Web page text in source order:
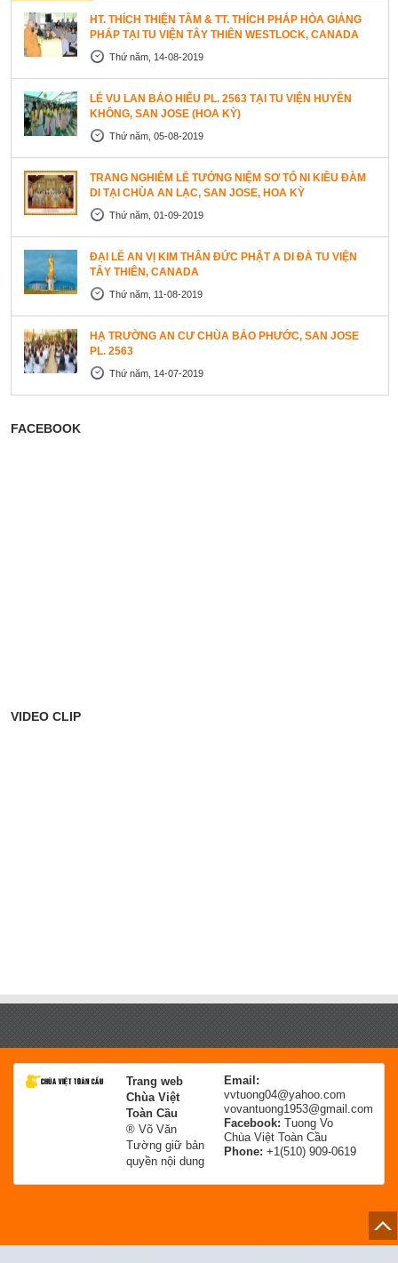
HT. THÍCH THIỆN TÂM & TT. THÍCH PHÁP HÒA GIẢNG
PHÁP TẠI TU VIỆN TÂY THIÊN WESTLOCK, CANADA
Thứ năm, 14-08-2019
LỄ VU LAN BÁO HIẾU PL. 2563 TẠI TU VIỆN HUYỀN
KHÔNG, SAN JOSE (HOA KỲ)
Thứ năm, 05-08-2019
TRANG NGHIÊM LỄ TƯỞNG NIỆM SƠ TỔ NI KIỀU ĐÀM
DI TẠI CHÙA AN LẠC, SAN JOSE, HOA KỲ
Thứ năm, 01-09-2019
ĐẠI LỄ AN VỊ KIM THÂN ĐỨC PHẬT A DI ĐÀ TU VIỆN
TÂY THIÊN, CANADA
Thứ năm, 11-08-2019
HẠ TRƯỜNG AN CƯ CHÙA BẢO PHƯỚC, SAN JOSE
PL. 2563
Thứ năm, 14-07-2019
FACEBOOK
VIDEO CLIP
Trang web
Chùa Việt
Toàn Cầu
® Võ Văn
Tường giữ bản
quyền nội dung
Email:
vvtuong04@yahoo.com
vovantuong1953@gmail.com
Facebook: Tuong Vo
Chùa Việt Toàn Cầu
Phone: +1(510) 909-0619